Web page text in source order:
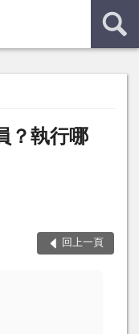
？執行哪
回上一頁